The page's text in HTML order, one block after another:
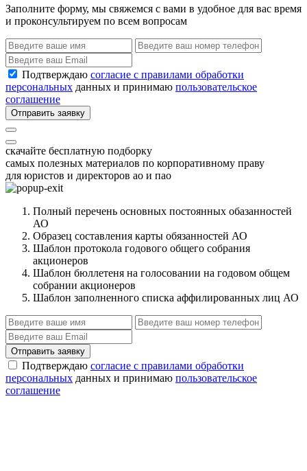
Заполните форму, мы свяжемся с вами в удобное для вас время
и проконсультируем по всем вопросам
Подтверждаю согласие с правилами обработки
персональных данных и принимаю пользовательское
соглашение
Отправить заявку
скачайте бесплатную подборку
самых полезных материалов по корпоративному праву
для юристов и директоров ао и пао
Полный перечень основных постоянных обазанностей
АО
Образец составления карты обязанностей АО
Шаблон протокола годового общего собрания
акционеров
Шаблон бюллетеня на голосовании на годовом общем
собрании акционеров
Шаблон заполненного списка аффилированных лиц АО
Отправить заявку
Подтверждаю согласие с правилами обработки
персональных данных и принимаю пользовательское
соглашение